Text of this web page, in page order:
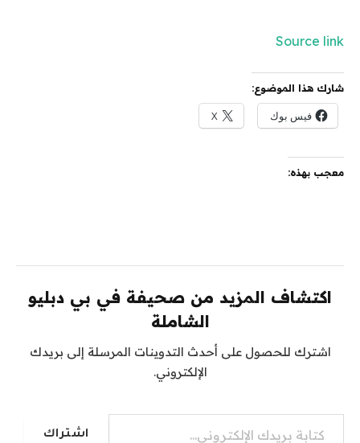
Source link
شارك هذا الموضوع:
فيس بوك X
معجب بهذه:
اكتشاف المزيد من صحيفة في بي دبليو
الشاملة
اشترك للحصول على أحدث التدوينات المرسلة إلى بريدك
الإلكتروني.
كتابة بريدك الإلكتروني...
اشتراك